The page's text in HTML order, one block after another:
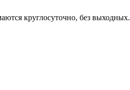
круглосуточно, без выходных.